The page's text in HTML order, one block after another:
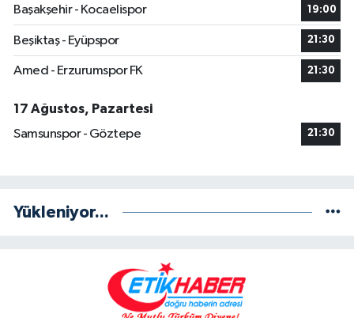
Başakşehir - Kocaelispor
19:00
Beşiktaş - Eyüpspor 21:30
Amed - Erzurumspor FK 21:30
17 Ağustos, Pazartesi
Samsunspor - Göztepe
21:30
Yükleniyor...